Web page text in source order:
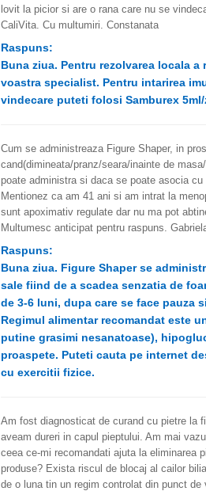
lovit la picior si are o rana care nu se
CaliVita. Cu multumiri. Constanata
Raspuns:
Buna ziua. Pentru rezolvarea locala
voastra specialist. Pentru intarirea
vindecare puteti folosi Samburex
Cum se administreaza Figure Shaper, in
cand(dimineata/pranz/seara/inainte de
poate administra si daca se poate asocia
Mentionez ca am 41 ani si am intrat la
sunt apoximativ regulate dar nu ma pot
Multumesc anticipat pentru raspuns.
Raspuns:
Buna ziua. Figure Shaper se
sale fiind de a scadea senzatia de
de 3-6 luni, dupa care se face pauza
Regimul alimentar recomandat este
putine grasimi nesanatoase),
proaspete. Puteti cauta pe internet
cu exercitii fizice.
Am fost diagnosticat de curand cu pietre la
aveam dureri in capul pieptului. Am mai
ceea ce-mi recomandati ajuta la eliminarea
produse? Exista riscul de blocaj al cailor
de o luna tin un regim controlat din punct